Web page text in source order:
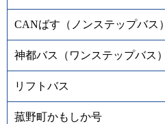
CANばす（ノンステップバス）
神都バス（ワンステップバス）
リフトバス
菰野町かもしか号